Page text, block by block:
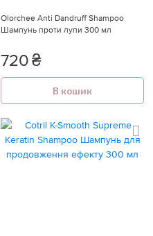
Olorchee Anti Dandruff Shampoo
Шампунь проти лупи 300 мл
720₴
В кошик